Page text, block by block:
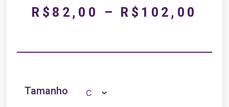
R$ 82,00 – R$ 102,00
Tamanho